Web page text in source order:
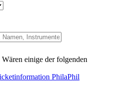
einige der folgenden
PhilaPhil